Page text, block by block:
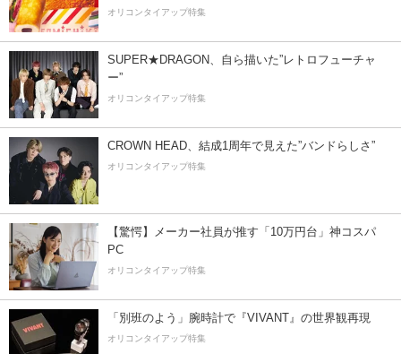
オリコンタイアップ特集
SUPER★DRAGON、自ら描いた”レトロフューチャ
ー”
オリコンタイアップ特集
CROWN HEAD、結成1周年で見えた”バンドらしさ”
オリコンタイアップ特集
【驚愕】メーカー社員が推す「10万円台」神コスパ
PC
オリコンタイアップ特集
「別班のよう」腕時計で『VIVANT』の世界観再現
オリコンタイアップ特集